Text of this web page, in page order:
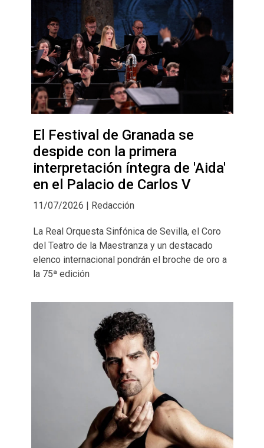
El Festival de Granada se
despide con la primera
interpretación íntegra de 'Aida'
en el Palacio de Carlos V
11/07/2026 | Redacción
La Real Orquesta Sinfónica de Sevilla, el Coro
del Teatro de la Maestranza y un destacado
elenco internacional pondrán el broche de oro a
la 75ª edición